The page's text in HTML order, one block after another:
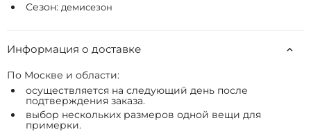
Сезон: демисезон
Информация о доставке
По Москве и области:
осуществляется на следующий день после
подтверждения заказа.
выбор нескольких размеров одной вещи для
примерки.